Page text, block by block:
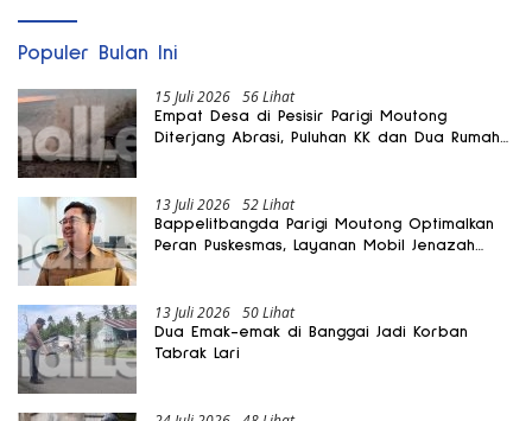
Populer Bulan Ini
15 Juli 2026 56 Lihat
Empat Desa di Pesisir Parigi Moutong
Diterjang Abrasi, Puluhan KK dan Dua Rumah
13 Juli 2026 52 Lihat
Bappelitbangda Parigi Moutong Optimalkan
Peran Puskesmas, Layanan Mobil Jenazah
13 Juli 2026 50 Lihat
Dua Emak-emak di Banggai Jadi Korban
Tabrak Lari